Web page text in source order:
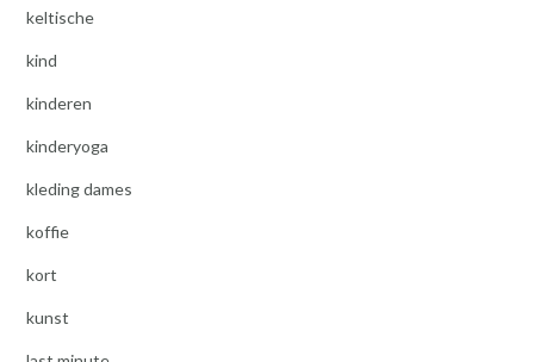
keltische
kind
kinderen
kinderyoga
kleding dames
koffie
kort
kunst